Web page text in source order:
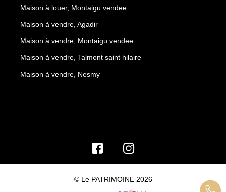
Maison à louer, Montaigu vendee
Maison à vendre, Agadir
Maison à vendre, Montaigu vendee
Maison à vendre, Talmont saint hilaire
Maison à vendre, Nesmy
© Le PATRIMOINE 2026